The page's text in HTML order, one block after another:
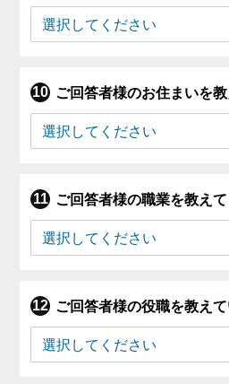
ご回答者様のお住まいを教
ご回答者様の職業を教えて
ご回答者様の役職を教えて